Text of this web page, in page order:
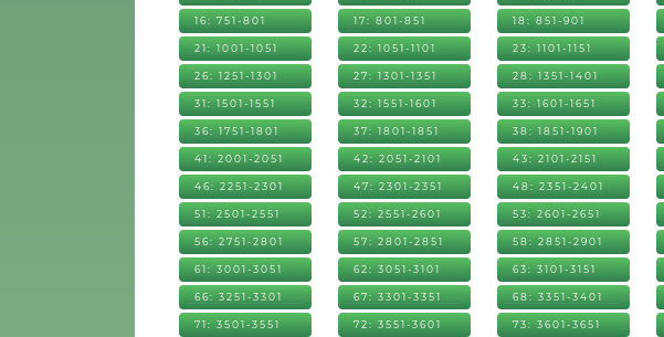
16: 751-801 17: 801-851 18: 851-901
21: 1001-1051 22: 1051-1101 23: 1101-1151
26: 1251-1301 27: 1301-1351 28: 1351-1401
31: 1501-1551 32: 1551-1601 33: 1601-1651
36: 1751-1801 37: 1801-1851 38: 1851-1901
41: 2001-2051 42: 2051-2101 43: 2101-2151
46: 2251-2301 47: 2301-2351 48: 2351-2401
51: 2501-2551 52: 2551-2601 53: 2601-2651
56: 2751-2801 57: 2801-2851 58: 2851-2901
61: 3001-3051 62: 3051-3101 63: 3101-3151
66: 3251-3301 67: 3301-3351 68: 3351-3401
71: 3501-3551 72: 3551-3601 73: 3601-3651